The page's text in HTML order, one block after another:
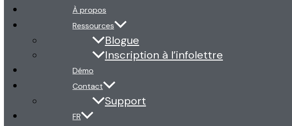
À propos
Ressources
Blogue
Inscription à l’infolettre
Démo
Contact
Support
FR